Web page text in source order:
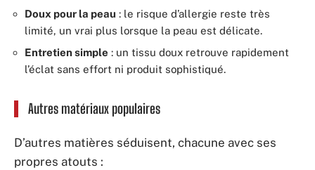
Doux pour la peau : le risque d’allergie reste très
limité, un vrai plus lorsque la peau est délicate.
Entretien simple : un tissu doux retrouve rapidement
l’éclat sans effort ni produit sophistiqué.
Autres matériaux populaires
D’autres matières séduisent, chacune avec ses
propres atouts :